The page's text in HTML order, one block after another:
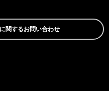
関するお問い合わせ